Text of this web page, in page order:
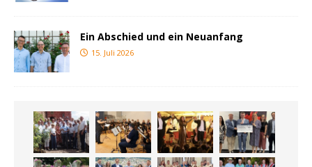
Ein Abschied und ein Neuanfang
15. Juli 2026